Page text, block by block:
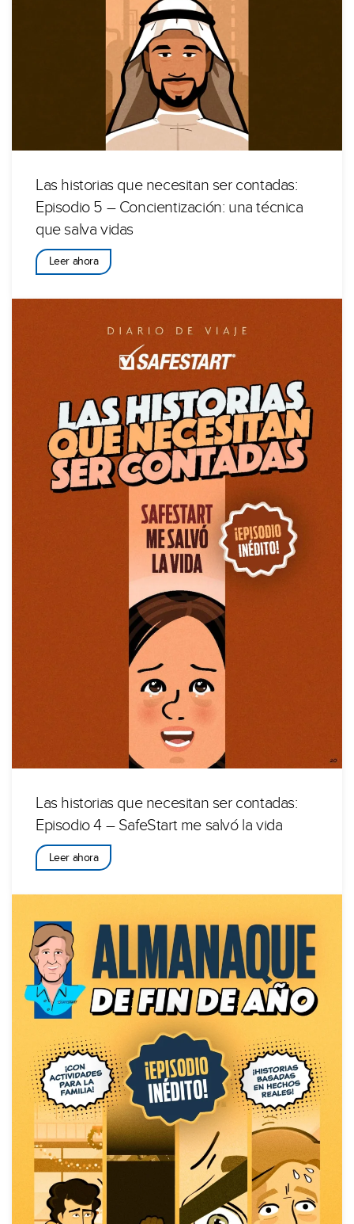
Las historias que necesitan ser contadas:
Episodio 5 – Concientización: una técnica
que salva vidas
Leer ahora
Las historias que necesitan ser contadas:
Episodio 4 – SafeStart me salvó la vida
Leer ahora